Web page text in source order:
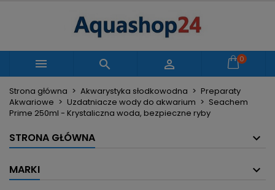
   0
Strona główna Akwarystyka słodkowodna
Preparaty
Akwariowe
Uzdatniacze wody do akwarium
Seachem
Prime 250ml - Krystaliczna woda, bezpieczne ryby
STRONA GŁÓWNA
MARKI
Moje listy życzeń
add_circle_outline Utwórz nową listę
Utwórz listę życzeń
Nazwa listy życzeń
Utwórz listę życzeń
Zaloguj się
Musisz być zalogowany by zapisać produkty na
swojej liście życzeń.
Anuluj Zaloguj się